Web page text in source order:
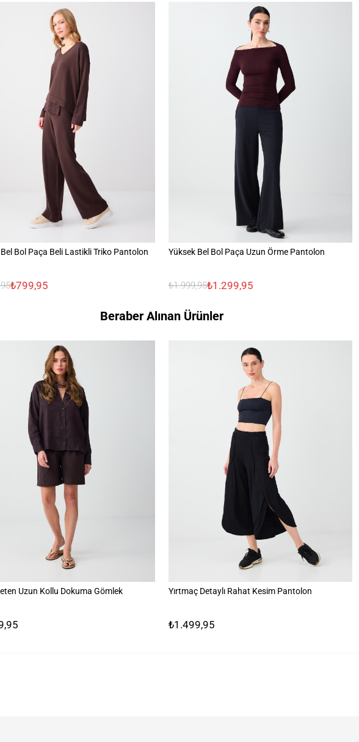
Bol Paça Beli Lastikli Triko Pantolon
₺799,95
Yüksek Bel Bol Paça Uzun Örme Pantolon
₺1.999,95₺1.299,95
Beraber Alınan Ürünler
Uzun Kollu Dokuma Gömlek Yırtmaç Detaylı Rahat Kesim Pantolon
₺1.499,95